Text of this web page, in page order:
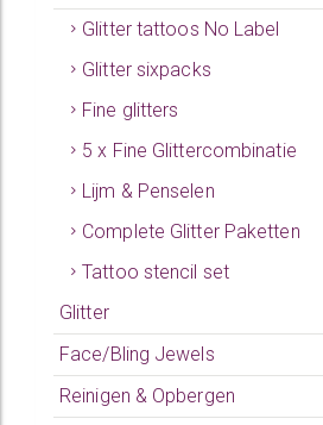
Glitter tattoos No Label
Glitter sixpacks
Fine glitters
5 x Fine Glittercombinatie
Lijm & Penselen
Complete Glitter Paketten
Tattoo stencil set
Glitter
Face/Bling Jewels
Reinigen & Opbergen